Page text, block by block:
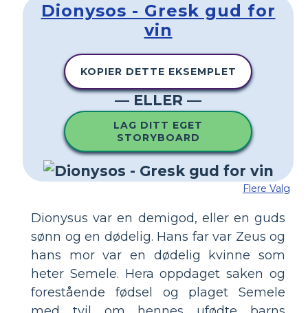
Dionysos - Gresk gud for
vin
KOPIER DETTE EKSEMPLET
— ELLER —
LAG DITT EGET
STORYBOARD
Flere Valg
Dionysus var en demigod, eller en guds
sønn og en dødelig. Hans far var Zeus og
hans mor var en dødelig kvinne som
heter Semele. Hera oppdaget saken og
forestående fødsel og plaget Semele